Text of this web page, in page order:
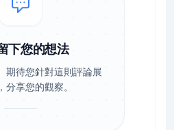
下您的想法
期待您針對這則評論展
分享您的觀察。